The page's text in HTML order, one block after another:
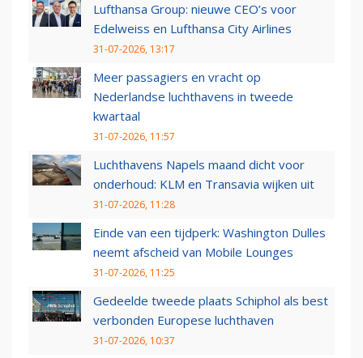
Lufthansa Group: nieuwe CEO’s voor
Edelweiss en Lufthansa City Airlines
31-07-2026, 13:17
Meer passagiers en vracht op
Nederlandse luchthavens in tweede
kwartaal
31-07-2026, 11:57
Luchthavens Napels maand dicht voor
onderhoud: KLM en Transavia wijken uit
31-07-2026, 11:28
Einde van een tijdperk: Washington Dulles
neemt afscheid van Mobile Lounges
31-07-2026, 11:25
Gedeelde tweede plaats Schiphol als best
verbonden Europese luchthaven
31-07-2026, 10:37